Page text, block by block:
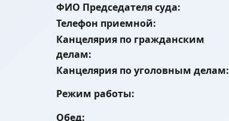
ФИО Председателя суда:
Телефон приемной:
Канцелярия по гражданским
делам:
Канцелярия по уголовным делам:
Режим работы:
Обед: